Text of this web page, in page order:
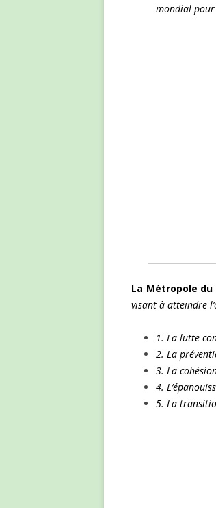
mondial
La Métropole du
visant à atteindre
1. La lutte
2. La
3. La
4.
5. La